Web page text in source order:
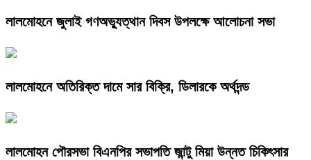
লালমোহনে জুলাই গণঅভ্যুত্থান দিবস উপলক্ষে আলোচনা সভা
লালমোহনে অতিরিক্ত দামে সার বিক্রি, ডিলারকে অর্থদন্ড
লালমোহন পৌরসভা বিএনপির সভাপতি জান্টু মিয়া উন্নত চিকিৎসার